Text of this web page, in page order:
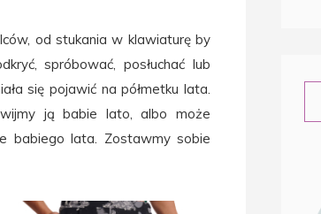
od stukania w klawiaturę by
spróbować,posłuchać lub
się pojawić na półmetku lata.
ją babie lato, albo może
babiego lata. Zostawmy sobie